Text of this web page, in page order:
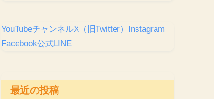
YouTubeチャンネルX（旧Twitter） Instagram
Facebook公式LINE
最近の投稿